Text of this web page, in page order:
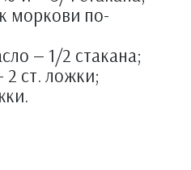
моркови по-
— 1/2 стакана;
2 ст. ложки;